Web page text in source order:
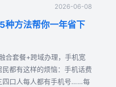
2026-06-08
种方法帮你一年省下
合套餐+跨域办理，手机宽
都有这样的烦恼：手机话费
四口人每人都有手机号……每